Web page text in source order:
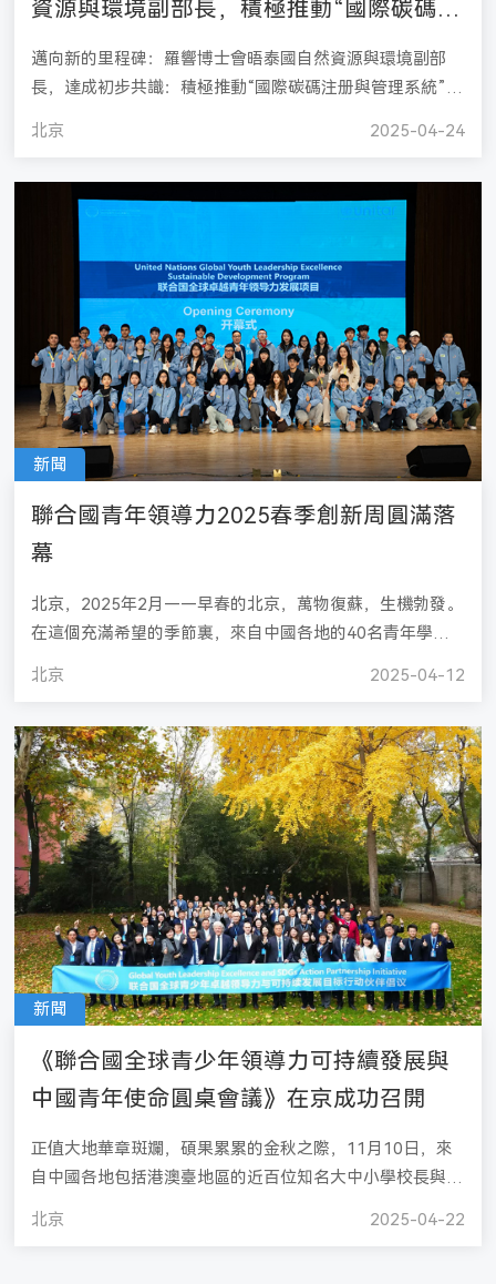
資源與環境副部長，積極推動“國際碳碼注
册與管理系統”落地泰國，助力2025年泰
國碳關稅高品質實施
邁向新的里程碑：羅響博士會晤泰國自然資源與環境副部
長，達成初步共識：積極推動“國際碳碼注册與管理系統”落
北京 2025-04-24
新聞
聯合國青年領導力2025春季創新周圓滿落
幕
北京，2025年2月——早春的北京，萬物復蘇，生機勃發。
在這個充滿希望的季節裏，來自中國各地的40名青年學子
齊聚北京，共同參與了由聯合國全球領導力與ESG發展中心
北京 2025-04-12
新聞
《聯合國全球青少年領導力可持續發展與
中國青年使命圓桌會議》在京成功召開
正值大地華章斑斕，碩果累累的金秋之際，11月10日，來
自中國各地包括港澳臺地區的近百位知名大中小學校長與國
際教育機構的領導者齊聚聯合國北京總部，與聯合國、教育
北京 2025-04-22